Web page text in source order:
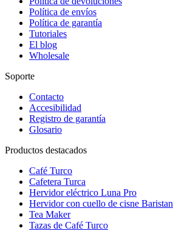
Política de envíos
Política de garantía
Tutoriales
El blog
Wholesale
Soporte
Contacto
Accesibilidad
Registro de garantía
Glosario
Productos destacados
Café Turco
Cafetera Turca
Hervidor eléctrico Luna Pro
Hervidor con cuello de cisne Baristan
Tea Maker
Tazas de Café Turco